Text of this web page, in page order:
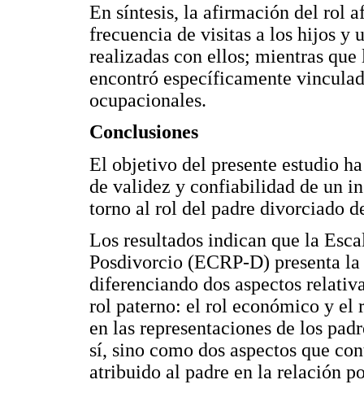
En síntesis, la afirmación del rol
frecuencia de visitas a los hijos y
realizadas con ellos; mientras
encontró específicamente
ocupacionales.
Conclusiones
El objetivo del presente estudio
de validez y confiabilidad de un
torno al rol del padre divorciado
Los resultados indican que la
Posdivorcio (ECRP-D) presenta
diferenciando dos aspectos
rol paterno: el rol económico y el
en las representaciones de los
sí, sino como dos aspectos que
atribuido al padre en la relación